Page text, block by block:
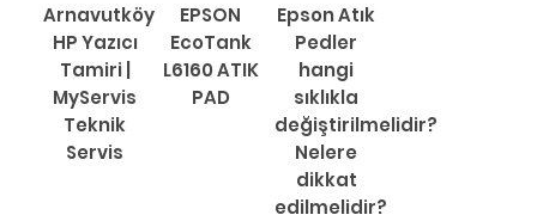
Arnavutköy
HP Yazıcı
Tamiri |
MyServis
Teknik
Servis
EPSON
EcoTank
L6160 ATIK
PAD
Epson Atık
Pedler
hangi
sıklıkla
değiştirilmelidir?
Nelere
dikkat
edilmelidir?